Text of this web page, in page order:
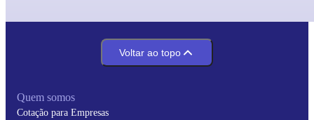
Voltar ao topo
Quem somos
Cotação para Empresas